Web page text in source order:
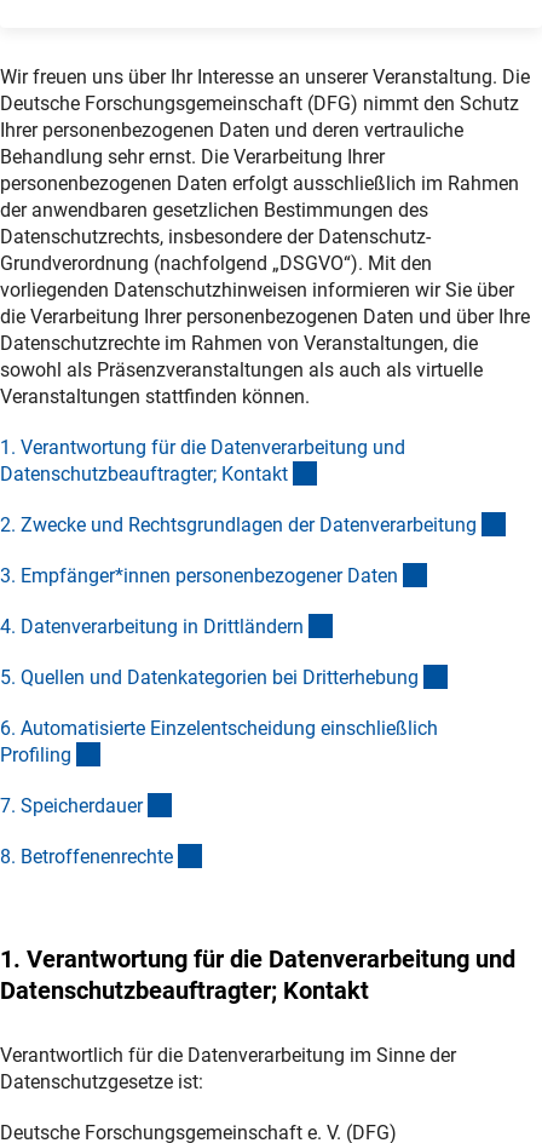
Wir freuen uns über Ihr Interesse an unserer Veranstaltung. Die
Deutsche Forschungsgemeinschaft (DFG) nimmt den Schutz
Ihrer personenbezogenen Daten und deren vertrauliche
Behandlung sehr ernst. Die Verarbeitung Ihrer
personenbezogenen Daten erfolgt ausschließlich im Rahmen
der anwendbaren gesetzlichen Bestimmungen des
Datenschutzrechts, insbesondere der Datenschutz-
Grundverordnung (nachfolgend „DSGVO“). Mit den
vorliegenden Datenschutzhinweisen informieren wir Sie über
die Verarbeitung Ihrer personenbezogenen Daten und über Ihre
Datenschutzrechte im Rahmen von Veranstaltungen, die
sowohl als Präsenzveranstaltungen als auch als virtuelle
Veranstaltungen stattfinden können.
1. Verantwortung für die Datenverarbeitung und
Datenschutzbeauftragter; Kontakt
2. Zwecke und Rechtsgrundlagen der Datenverarbeitung
3. Empfänger*innen personenbezogener Daten
4. Datenverarbeitung in Drittländern
5. Quellen und Datenkategorien bei Dritterhebung
6. Automatisierte Einzelentscheidung einschließlich
Profiling
7. Speicherdauer
8. Betroffenenrechte
1. Verantwortung für die Datenverarbeitung und
Datenschutzbeauftragter; Kontakt
Verantwortlich für die Datenverarbeitung im Sinne der
Datenschutzgesetze ist:
Deutsche Forschungsgemeinschaft e. V. (DFG)